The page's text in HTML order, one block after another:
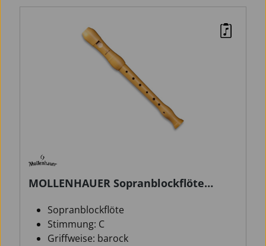
MOLLENHAUER Sopranblockflöte
Sopranblockflöte
Stimmung: C
Griffweise: barock